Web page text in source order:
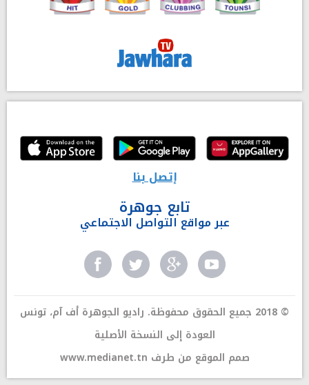
إتصل بنا
تابع جوهرة
عبر مواقع التواصل الاجتماعي
© 2018 جميع الحقوق محفوظة. راديو الجوهرة أف آم، تونس
العودة إلى النسخة الأصلية
www.medianet.tn صمم الموقع من طرف